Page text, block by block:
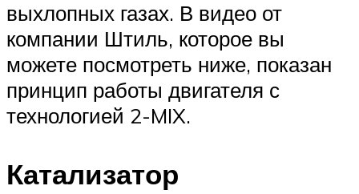
выхлопных газах. В видео от
компании Штиль, которое вы
можете посмотреть ниже, показан
принцип работы двигателя с
технологией 2-MIX.
Катализатор